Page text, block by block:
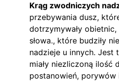
Krąg zwodniczych
przebywania dusz,
dotrzymywały obietnic,
słowa., które budziły
nadzieje u innych. Jest
miały niezliczoną ilość
postanowień, porywów